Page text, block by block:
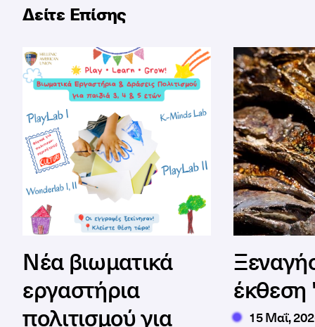
Δείτε Επίσης
Νέα βιωματικά εργαστήρια πολιτισμού για παιδιά
Νέα βιωματικά
εργαστήρια
πολιτισμού για
Ξεναγήσεις
15 Μαΐ,